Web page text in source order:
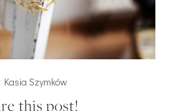
Kasia Szymków
this post!